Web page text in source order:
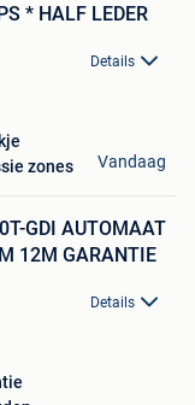
* HALF LEDER
Details
zones
Vandaag
GDI AUTOMAAT
12M GARANTIE
Details